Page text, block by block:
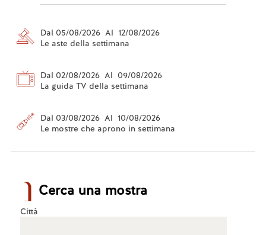
Dal 05/08/2026 Al 12/08/2026
Le aste della settimana
Dal 02/08/2026 Al 09/08/2026
La guida TV della settimana
Dal 03/08/2026 Al 10/08/2026
Le mostre che aprono in settimana
Cerca una mostra
Città